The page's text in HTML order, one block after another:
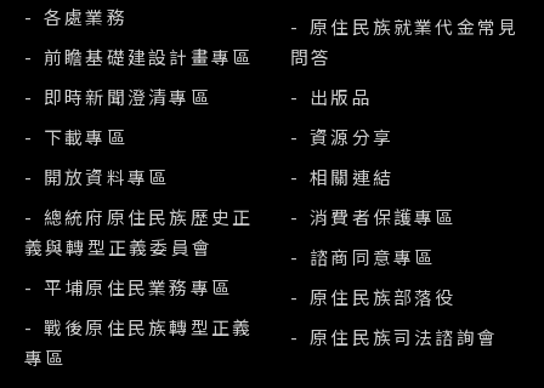
- 各處業務
- 前瞻基礎建設計畫專區
- 即時新聞澄清專區
- 下載專區
- 開放資料專區
- 總統府原住民族歷史正
義與轉型正義委員會
- 平埔原住民業務專區
- 戰後原住民族轉型正義
專區
- 原住民族就業代金常見
問答
- 出版品
- 資源分享
- 相關連結
- 消費者保護專區
- 諮商同意專區
- 原住民族部落役
- 原住民族司法諮詢會